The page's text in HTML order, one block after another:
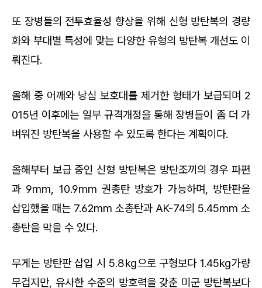
또 장병들의 전투효율성 향상을 위해 신형 방탄복의 경량
화와 부대별 특성에 맞는 다양한 유형의 방탄복 개선도 이
뤄진다.
올해 중 어깨와 낭심 보호대를 제거한 형태가 보급되며 2
015년 이후에는 일부 규격개정을 통해 장병들이 좀 더 가
벼워진 방탄복을 사용할 수 있도록 한다는 계획이다.
올해부터 보급 중인 신형 방탄복은 방탄조끼의 경우 파편
과 9mm, 10.9mm 권총탄 방호가 가능하며, 방탄판을
삽입했을 때는 7.62mm 소총탄과 AK-74의 5.45mm 소
총탄을 막을 수 있다.
무게는 방탄판 삽입 시 5.8㎏으로 구형보다 1.45㎏가량
무겁지만, 유사한 수준의 방호력을 갖춘 미군 방탄복보다